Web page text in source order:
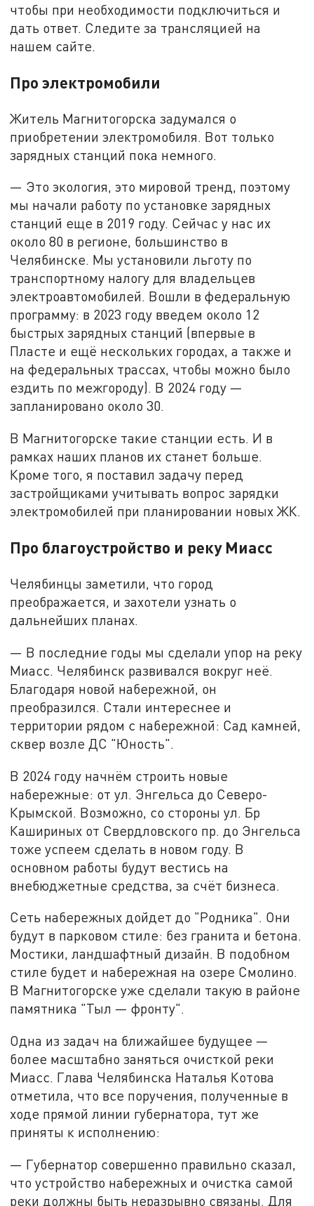
чтобы при необходимости подключиться и
дать ответ. Следите за трансляцией на
нашем сайте.
Про электромобили
Житель Магнитогорска задумался о
приобретении электромобиля. Вот только
зарядных станций пока немного.
— Это экология, это мировой тренд, поэтому
мы начали работу по установке зарядных
станций еще в 2019 году. Сейчас у нас их
около 80 в регионе, большинство в
Челябинске. Мы установили льготу по
транспортному налогу для владельцев
электроавтомобилей. Вошли в федеральную
программу: в 2023 году введем около 12
быстрых зарядных станций (впервые в
Пласте и ещё нескольких городах, а также и
на федеральных трассах, чтобы можно было
ездить по межгороду). В 2024 году —
запланировано около 30.
В Магнитогорске такие станции есть. И в
рамках наших планов их станет больше.
Кроме того, я поставил задачу перед
застройщиками учитывать вопрос зарядки
электромобилей при планировании новых ЖК.
Про благоустройство и реку Миасс
Челябинцы заметили, что город
преображается, и захотели узнать о
дальнейших планах.
— В последние годы мы сделали упор на реку
Миасс. Челябинск развивался вокруг неё.
Благодаря новой набережной, он
преобразился. Стали интереснее и
территории рядом с набережной: Сад камней,
сквер возле ДС "Юность".
В 2024 году начнём строить новые
набережные: от ул. Энгельса до Северо-
Крымской. Возможно, со стороны ул. Бр
Кашириных от Свердловского пр. до Энгельса
тоже успеем сделать в новом году. В
основном работы будут вестись на
внебюджетные средства, за счёт бизнеса.
Сеть набережных дойдет до "Родника". Они
будут в парковом стиле: без гранита и бетона.
Мостики, ландшафтный дизайн. В подобном
стиле будет и набережная на озере Смолино.
В Магнитогорске уже сделали такую в районе
памятника "Тыл — фронту".
Одна из задач на ближайшее будущее —
более масштабно заняться очисткой реки
Миасс. Глава Челябинска Наталья Котова
отметила, что все поручения, полученные в
ходе прямой линии губернатора, тут же
приняты к исполнению:
— Губернатор совершенно правильно сказал,
что устройство набережных и очистка самой
реки должны быть неразрывно связаны. Для